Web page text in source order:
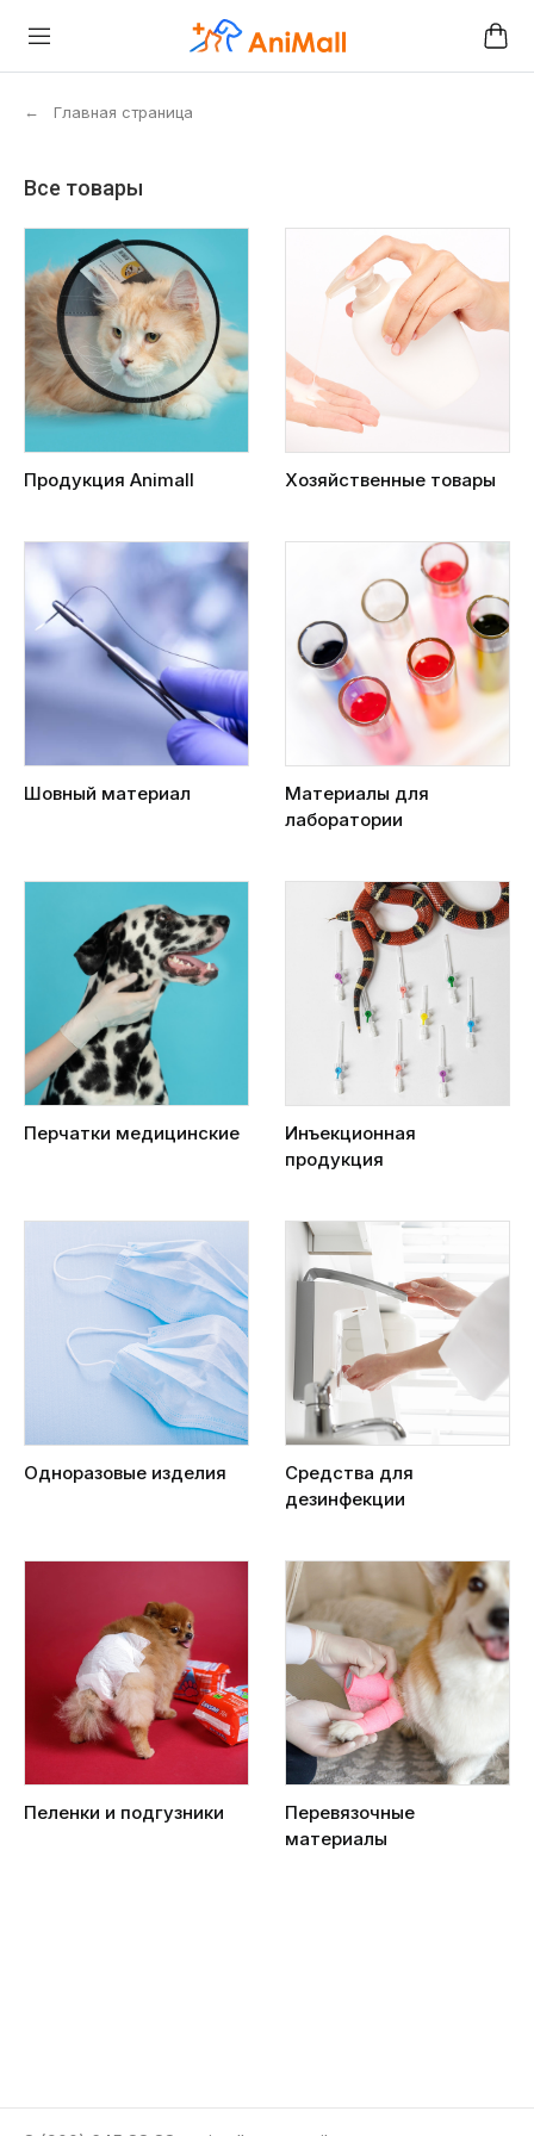
← Главная страница
Все товары
Продукция Animall Хозяйственные товары
Шовный материал
Материалы для
лаборатории
Перчатки медицинские
Инъекционная
продукция
Одноразовые изделия
Средства для
дезинфекции
Пеленки и подгузники
Перевязочные
материалы